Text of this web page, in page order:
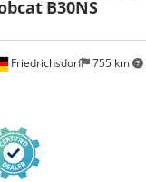
Ah: 60Ah Tip
Litij-ionska baterija
Friedrichsdorf 755 km
B30NS